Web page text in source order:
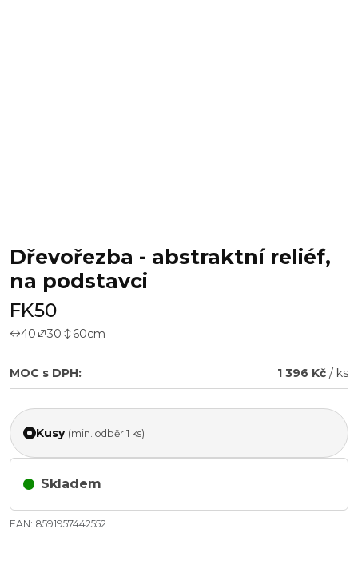
Dřevořezba - abstraktní reliéf,
na podstavci
FK50
40 30 60cm
MOC s DPH: 1 396 Kč / ks
Kusy (min. odběr 1 ks)
Skladem
EAN: 8591957442552